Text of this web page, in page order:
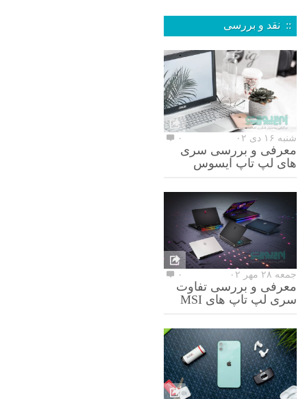
:: نقد و بررسی
شنبه ۱۶ دی ۰۲ ۰
معرفی و بررسی سری
های لپ تاپ ایسوس
جمعه ۲۸ مهر ۰۲ ۰
معرفی و بررسی تفاوت
سری لپ تاپ های MSI